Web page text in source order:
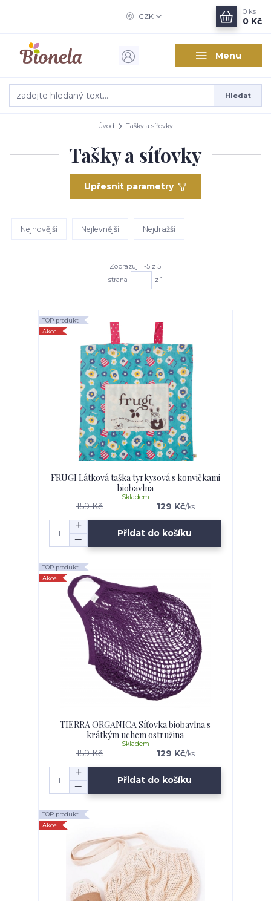
Menu
CZK
Hledat
0 ks
0 Kč
Úvod Tašky a síťovky
Tašky a síťovky
Upřesnit parametry
Nejnovější Nejlevnější Nejdražší
Zobrazuji 1-5 z 5
strana
z 1
TOP produkt
Akce
FRUGI Látková taška tyrkysová s konvičkami
biobavlna
159 Kč 129 Kč/ks
Skladem
Přidat do košíku
TOP produkt
Akce
TIERRA ORGANICA Síťovka biobavlna s
krátkým uchem ostružina
159 Kč 129 Kč/ks
Skladem
Přidat do košíku
TOP produkt
Akce